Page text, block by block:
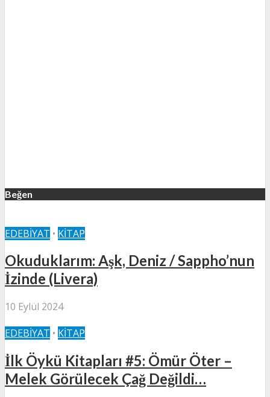
Beğen
EDEBIYAT • KITAP
Okuduklarım: Aşk, Deniz / Sappho’nun
İzinde (Livera)
10 Eylül 2024
EDEBIYAT • KITAP
İlk Öykü Kitapları #5: Ömür Öter –
Melek Görülecek Çağ Değildi…